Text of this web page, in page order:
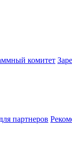
комитет
партнеров